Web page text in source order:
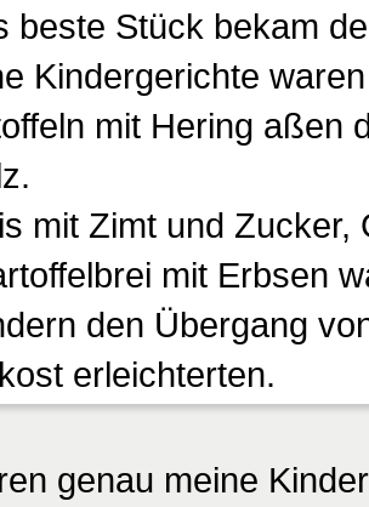
beste Stück bekam
Kindergerichte
mit Hering aßen
mit Zimt und
mit Erbsen
den Übergang
erleichterten.
genau meine